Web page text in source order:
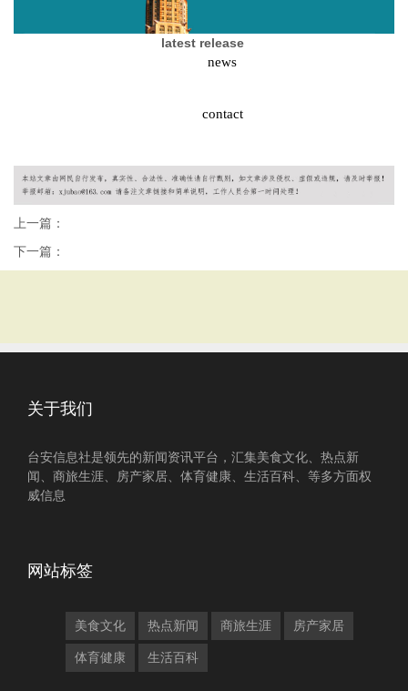
latest release
news
contact
上一篇：
下一篇：
关于我们
台安信息社是领先的新闻资讯平台，汇集美食文化、热点新
闻、商旅生涯、房产家居、体育健康、生活百科、等多方面权
威信息
网站标签
美食文化 热点新闻 商旅生涯 房产家居
体育健康 生活百科